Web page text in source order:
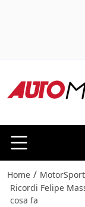
Home / MotorSport
Ricordi Felipe
cosa fa